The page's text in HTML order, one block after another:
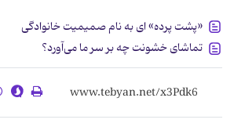
«پشت پرده» ‌ای به نام صمیمیت خانوادگی
تماشای خشونت چه بر سر ما می‌آورد؟